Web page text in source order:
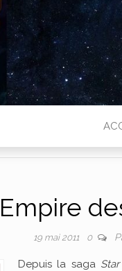
19 mai 2011 0
Depuis la saga